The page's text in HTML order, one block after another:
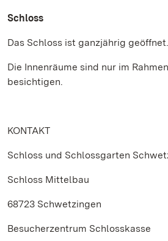
Schloss
Das Schloss ist ganzjährig geöffnet.
Die Innenräume sind nur im
besichtigen.
KONTAKT
Schloss und Schlossgarten
Schloss Mittelbau
68723 Schwetzingen
Besucherzentrum Schlosskasse